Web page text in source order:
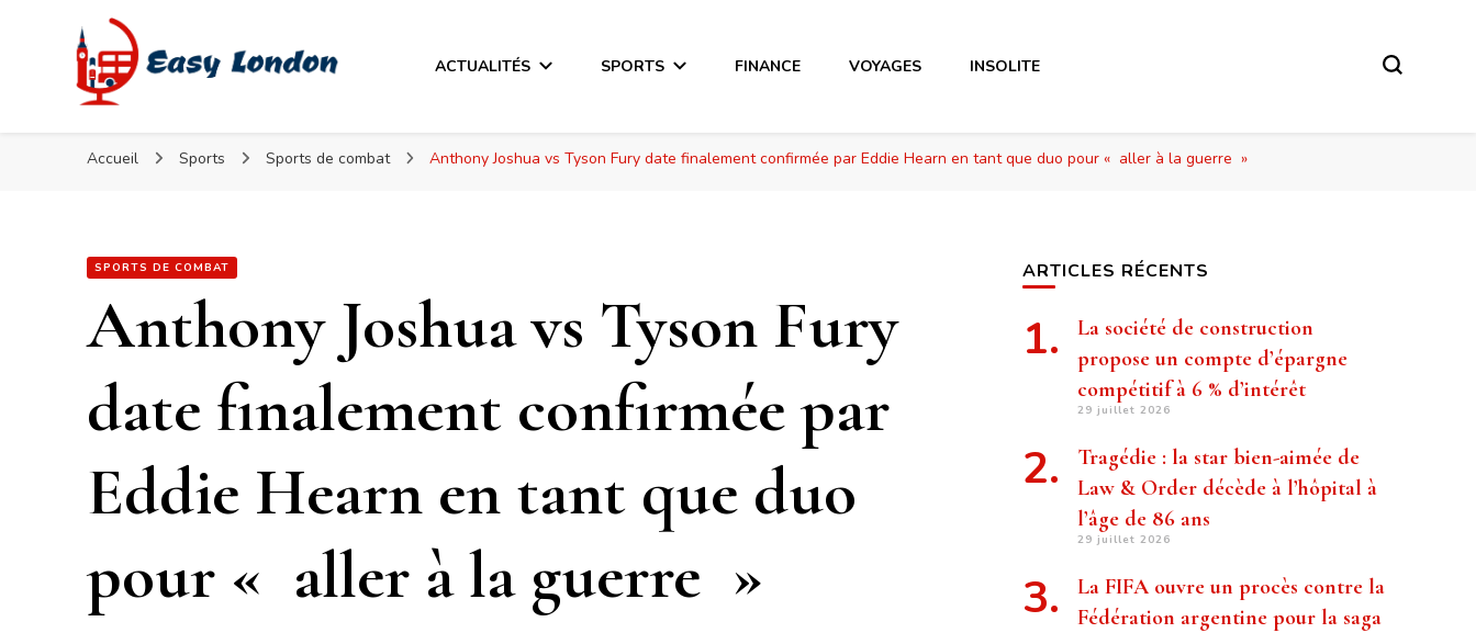
Easy London
Easy London
ACTUALITÉS SPORTS FINANCE VOYAGES INSOLITE
Accueil Sports Sports de combat Anthony Joshua vs Tyson Fury date finalement confirmée par Eddie Hearn en tant que duo pour « aller à la guerre »
SPORTS DE COMBAT
Anthony Joshua vs Tyson Fury
date finalement confirmée par
Eddie Hearn en tant que duo
pour « aller à la guerre »
ARTICLES RÉCENTS
La société de construction
propose un compte d’épargne
compétitif à 6 % d’intérêt
29 juillet 2026
Tragédie : la star bien-aimée de
Law & Order décède à l’hôpital à
l’âge de 86 ans
29 juillet 2026
La FIFA ouvre un procès contre la
Fédération argentine pour la saga